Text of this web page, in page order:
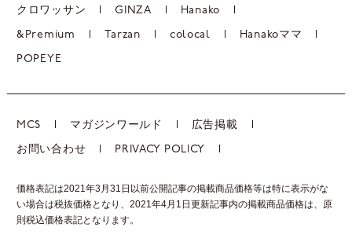
クロワッサン GINZA Hanako
&Premium Tarzan colocal Hanakoママ
POPEYE
MCS マガジンワールド 広告掲載
お問い合わせ PRIVACY POLICY
価格表記は2021年3月31日以前公開記事の掲載商品価格等は特に表示がな
い場合は税抜価格となり、2021年4月1日更新記事内の掲載商品価格は、 原
則税込価格表記となります。